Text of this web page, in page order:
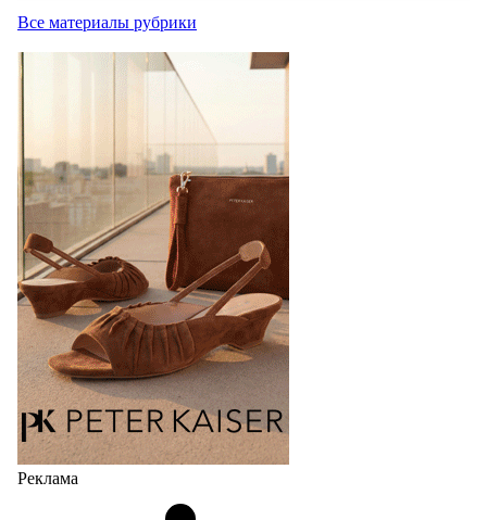
Все материалы рубрики
Реклама